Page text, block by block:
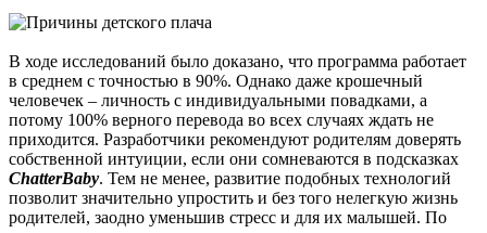
В ходе исследований было доказано, что программа работает
в среднем с точностью в 90%. Однако даже крошечный
человечек – личность с индивидуальными повадками, а
потому 100% верного перевода во всех случаях ждать не
приходится. Разработчики рекомендуют родителям доверять
собственной интуиции, если они сомневаются в подсказках
ChatterBaby. Тем не менее, развитие подобных технологий
позволит значительно упростить и без того нелегкую жизнь
родителей, заодно уменьшив стресс и для их малышей. По